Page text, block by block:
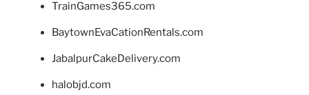
TrainGames365.com
BaytownEvaCationRentals.com
JabalpurCakeDelivery.com
halobjd.com